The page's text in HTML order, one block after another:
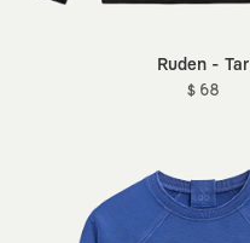
Ruden - Tar
$ 68